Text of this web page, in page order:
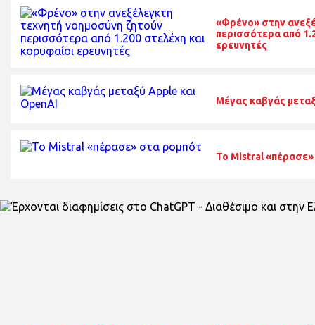
«Φρένο» στην
περισσότερα από
ερευνητές
Μέγας καβγάς
Το Mistral